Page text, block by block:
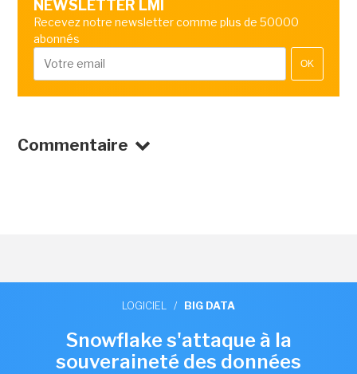
NEWSLETTER LMI
Recevez notre newsletter comme plus de 50000
abonnés
OK
Commentaire
LOGICIEL / BIG DATA
Snowflake s'attaque à la
souveraineté des données